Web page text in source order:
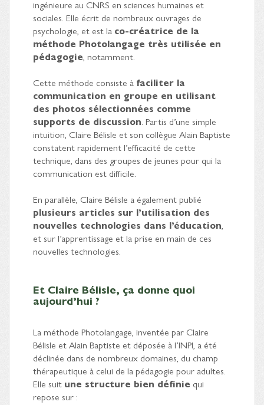
ingénieure au CNRS en sciences humaines et
sociales. Elle écrit de nombreux ouvrages de
psychologie, et est la co-créatrice de la
méthode Photolangage très utilisée en
pédagogie , notamment.
Cette méthode consiste à faciliter la
communication en groupe en utilisant
des photos sélectionnées comme
supports de discussion . Partis d’une simple
intuition, Claire Bélisle et son collègue Alain Baptiste
constatent rapidement l’efficacité de cette
technique, dans des groupes de jeunes pour qui la
communication est difficile.
En parallèle, Claire Bélisle a également publié
plusieurs articles sur l’utilisation des
nouvelles technologies dans l’éducation
et sur l’apprentissage et la prise en main de ces
nouvelles technologies.
Et Claire Bélisle, ça donne quoi
aujourd’hui ?
La méthode Photolangage, inventée par Claire
Bélisle et Alain Baptiste et déposée à l’INPI, a été
déclinée dans de nombreux domaines, du champ
thérapeutique à celui de la pédagogie pour adultes.
Elle suit une structure bien définie qui
repose sur :